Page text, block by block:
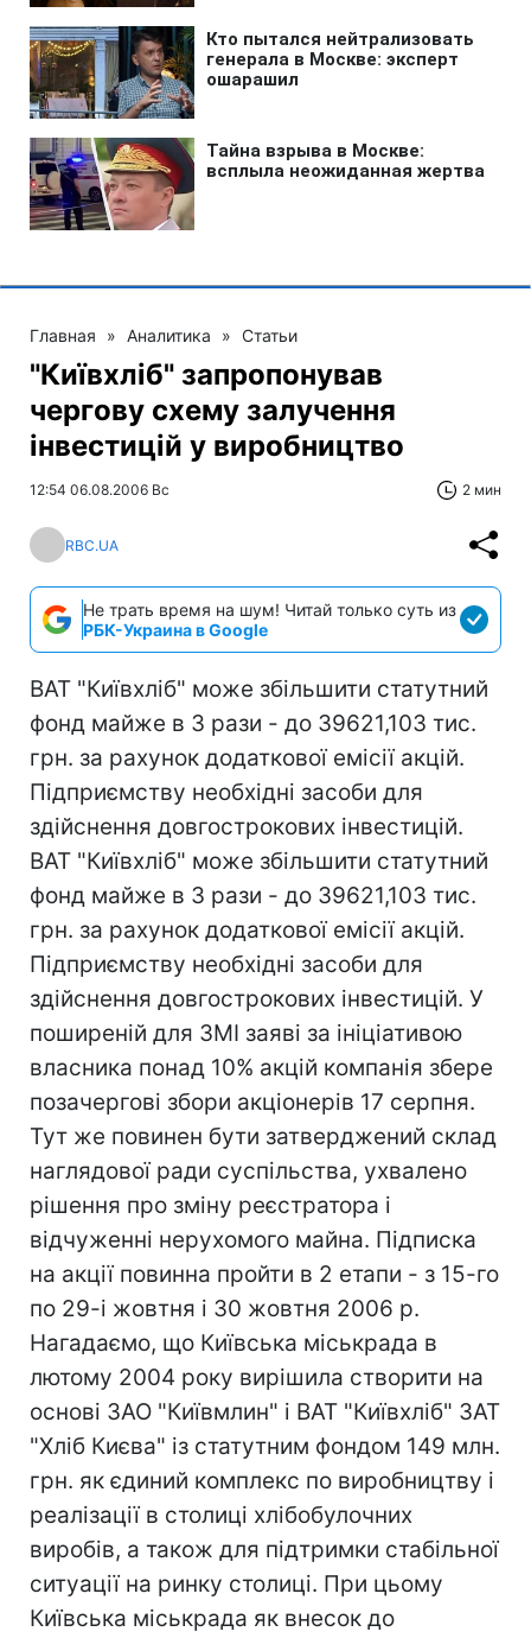
Главная » Аналитика » Статьи
"Київхліб" запропонував
чергову схему залучення
інвестицій у виробництво
12:54 06.08.2006 Вс 2 мин
RBC.UA
Не трать время на шум! Читай только суть из
РБК-Украина в Google
ВАТ "Київхліб" може збільшити статутний
фонд майже в 3 рази - до 39621,103 тис.
грн. за рахунок додаткової емісії акцій.
Підприємству необхідні засоби для
здійснення довгострокових інвестицій.
ВАТ "Київхліб" може збільшити статутний
фонд майже в 3 рази - до 39621,103 тис.
грн. за рахунок додаткової емісії акцій.
Підприємству необхідні засоби для
здійснення довгострокових інвестицій. У
поширеній для ЗМІ заяві за ініціативою
власника понад 10% акцій компанія збере
позачергові збори акціонерів 17 серпня.
Тут же повинен бути затверджений склад
наглядової ради суспільства, ухвалено
рішення про зміну реєстратора і
відчуженні нерухомого майна. Підписка
на акції повинна пройти в 2 етапи - з 15-го
по 29-і жовтня і 30 жовтня 2006 р.
Нагадаємо, що Київська міськрада в
лютому 2004 року вирішила створити на
основі ЗАО "Київмлин" і ВАТ "Київхліб" ЗАТ
"Хліб Києва" із статутним фондом 149 млн.
грн. як єдиний комплекс по виробництву і
реалізації в столиці хлібобулочних
виробів, а також для підтримки стабільної
ситуації на ринку столиці. При цьому
Київська міськрада як внесок до